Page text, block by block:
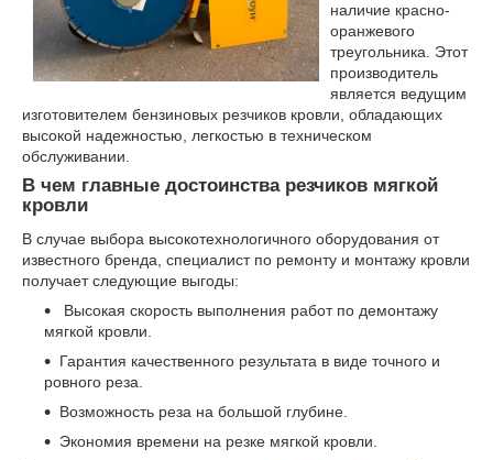
наличие красно-
оранжевого
треугольника. Этот
производитель
является ведущим
изготовителем бензиновых резчиков кровли, обладающих
высокой надежностью, легкостью в техническом
обслуживании.
В чем главные достоинства резчиков мягкой
кровли
В случае выбора высокотехнологичного оборудования от
известного бренда, специалист по ремонту и монтажу кровли
получает следующие выгоды:
Высокая скорость выполнения работ по демонтажу
мягкой кровли.
Гарантия качественного результата в виде точного и
ровного реза.
Возможность реза на большой глубине.
Экономия времени на резке мягкой кровли.